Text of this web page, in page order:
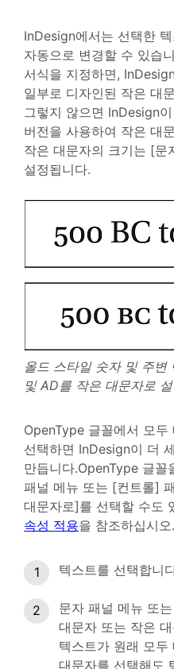
InDesign에서는 선택한
자동으로 변경할 수 있습
서식을 지정하면,
일부로 디자인된 작은 대
그렇지 않으면 InDesign
버전을 사용하여 작은 대
작은 대문자의 크기는 [문
설정됩니다.
올드 스타일 숫자 및 주변
및 AD를 작은 대문자로
OpenType 글꼴에서 모
선택하면 InDesign이 더
만듭니다.OpenType 글
패널 메뉴 또는 [컨트롤]
대문자로]를 선택할 수도
속성 적용을 참조하십시오
텍스트를 선택합니
문자 패널 메뉴 또
대문자 또는 작은
텍스트가 원래 모두
대문자를 선택해도